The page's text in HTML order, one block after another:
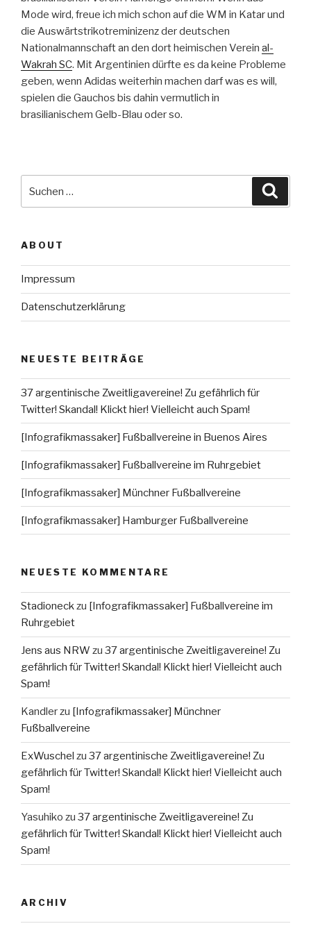
Mode wird, freue ich mich schon auf die WM in Katar und
die Auswärtstrikotreminizenz der deutschen
Nationalmannschaft an den dort heimischen Verein al-
Wakrah SC. Mit Argentinien dürfte es da keine Probleme
geben, wenn Adidas weiterhin machen darf was es will,
spielen die Gauchos bis dahin vermutlich in
brasilianischem Gelb-Blau oder so.
nach:
ABOUT
Impressum
Datenschutzerklärung
NEUESTE BEITRÄGE
37 argentinische Zweitligavereine! Zu gefährlich für
Twitter! Skandal! Klickt hier! Vielleicht auch Spam!
[Infografikmassaker] Fußballvereine in Buenos Aires
[Infografikmassaker] Fußballvereine im Ruhrgebiet
[Infografikmassaker] Münchner Fußballvereine
[Infografikmassaker] Hamburger Fußballvereine
NEUESTE KOMMENTARE
Stadioneckzu [Infografikmassaker] Fußballvereine im
Ruhrgebiet
Jens aus NRW zu 37 argentinische Zweitligavereine! Zu
gefährlich für Twitter! Skandal! Klickt hier! Vielleicht auch
Spam!
Kandlerzu [Infografikmassaker] Münchner
Fußballvereine
ExWuschel zu 37 argentinische Zweitligavereine! Zu
gefährlich für Twitter! Skandal! Klickt hier! Vielleicht auch
Spam!
Yasuhiko zu 37 argentinische Zweitligavereine! Zu
gefährlich für Twitter! Skandal! Klickt hier! Vielleicht auch
Spam!
ARCHIV